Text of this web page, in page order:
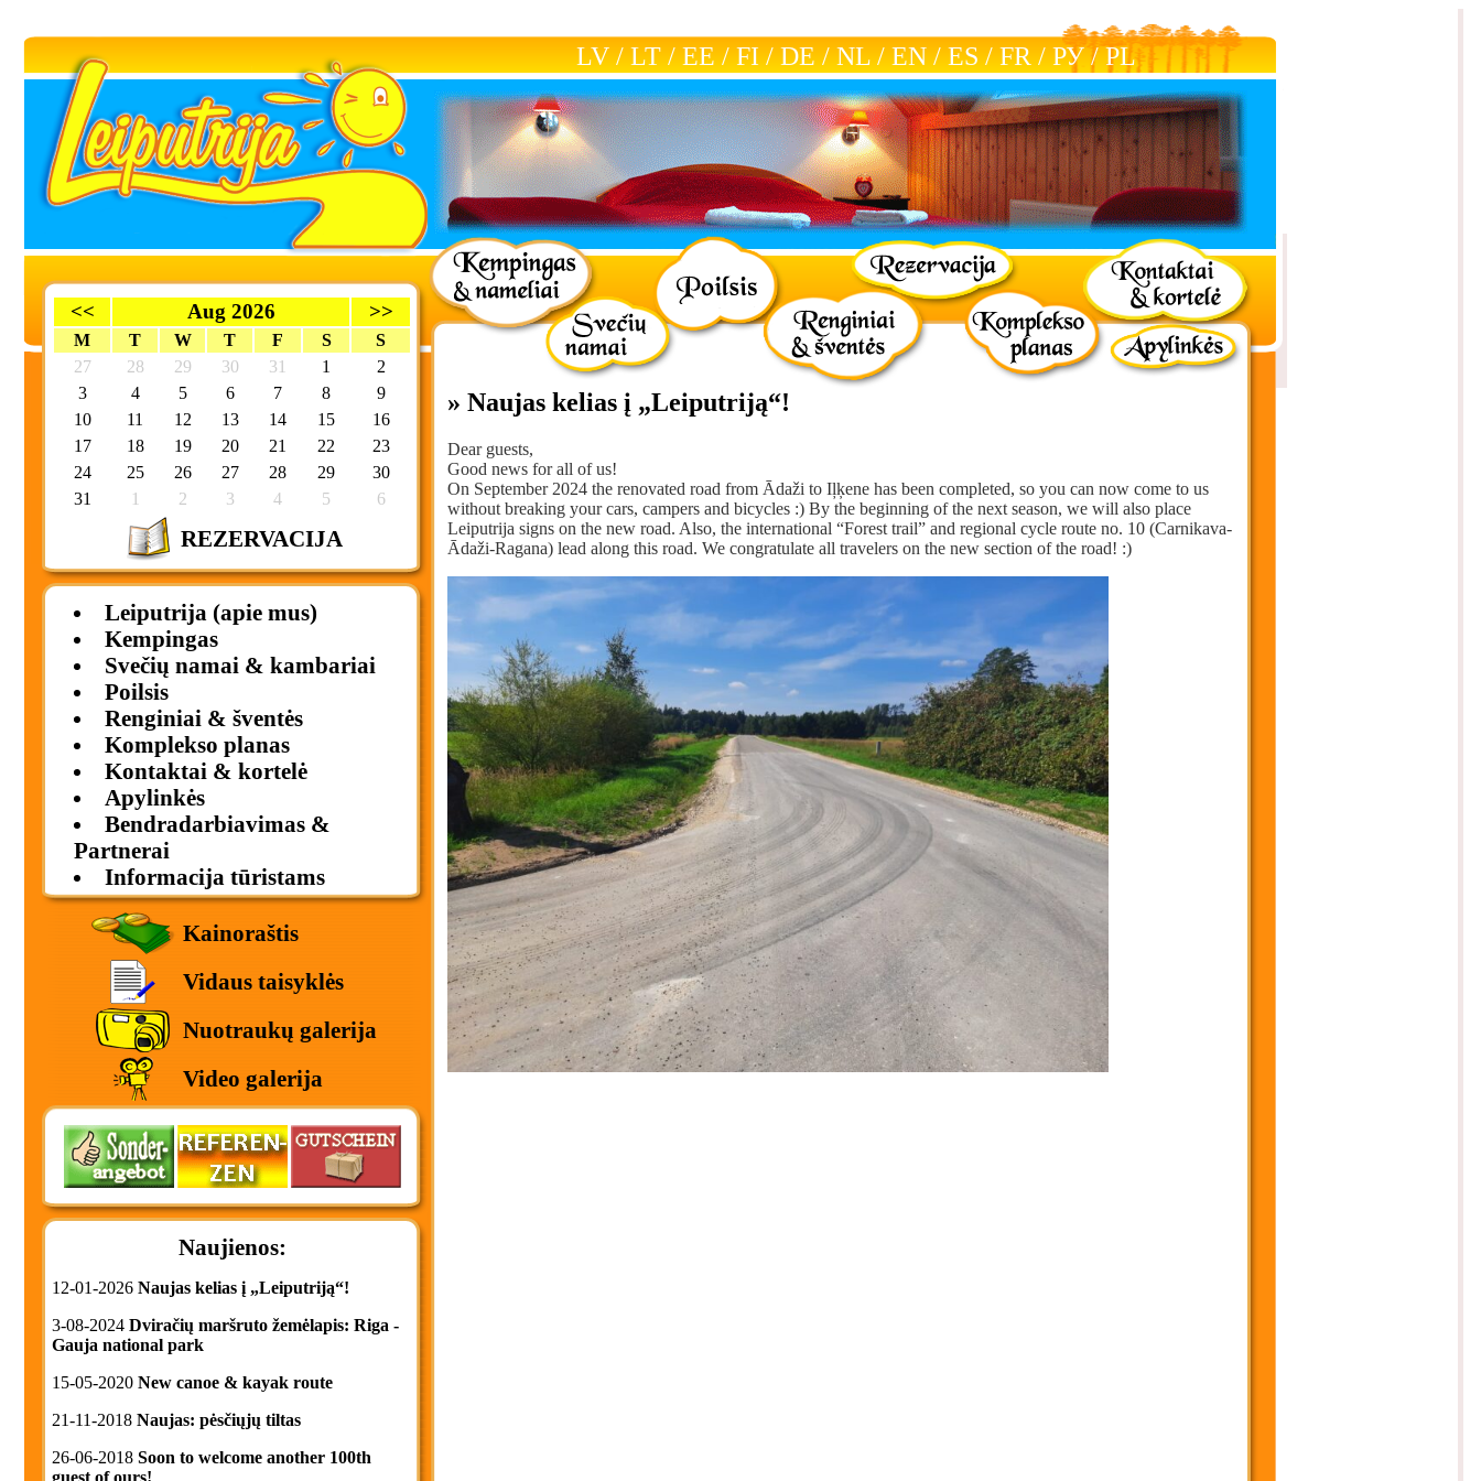
LV / LT / EE / FI / DE / NL / EN / ES / FR / РУ/РL
<< Aug 2026 >>
M T W T F S
S
27
28 29 30 31 1
2
3
4 5 6 7 8
9
10
11 12 13 14 15
16
17
18 19 20 21 22
23
24
25 26 27 28 29
30
31
1 2 3 4 5 6
REZERVACIJA
Leiputrija (apie mus)
Kempingas
Svečių namai & kambariai
Poilsis
Renginiai & šventės
Komplekso planas
Kontaktai & kortelė
Apylinkės
Bendradarbiavimas &
Partnerai
Informacija tūristams
Kainoraštis
Vidaus taisyklės
Nuotraukų galerija
Video galerija
Naujienos:
12-01-2026 Naujas kelias į „Leiputriją“!
3-08-2024 Dviračių maršruto žemėlapis: Riga -
Gauja national park
15-05-2020 New canoe & kayak route
21-11-2018 Naujas: pėsčiųjų tiltas
26-06-2018 Soon to welcome another 100th
guest of ours!
» Naujas kelias į „Leiputriją“!
Dear guests,
Good news for all of us!
On September 2024 the renovated road from Ādaži to Iļķene has been completed, so you can now come to us
without breaking your cars, campers and bicycles :) By the beginning of the next season, we will also place
Leiputrija signs on the new road. Also, the international “Forest trail” and regional cycle route no. 10 (Carnikava-
Ādaži-Ragana) lead along this road. We congratulate all travelers on the new section of the road! :)